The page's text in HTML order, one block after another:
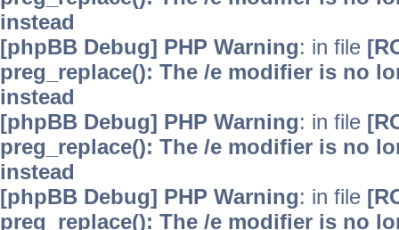
instead
[phpBB Debug] PHP Warning: in file
preg_replace(): The /e modifier is no
instead
[phpBB Debug] PHP Warning: in file
preg_replace(): The /e modifier is no
instead
[phpBB Debug] PHP Warning: in file
preg_replace(): The /e modifier is no